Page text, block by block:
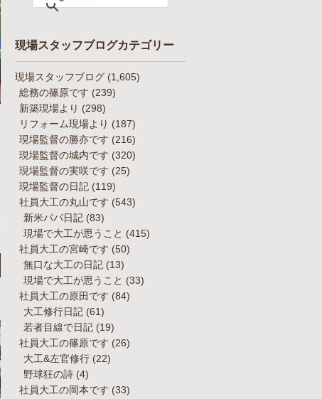
現場スタッフブログカテゴリー
現場スタッフブログ (1,605)
総務の篠原です (239)
新築現場より (298)
リフォーム現場より (187)
現場監督の勝亦です (216)
現場監督の城内です (320)
現場監督の実咲です (25)
現場監督の日記 (119)
社員大工の丸山です (543)
新米パパ日記 (83)
現場で大工が思うこと (415)
社員大工の宮崎です (50)
無口な大工の日記 (13)
現場で大工が思うこと (33)
社員大工の原田です (84)
大工修行日記 (61)
若者目線で日記 (19)
社員大工の篠原です (26)
大工&左官修行 (22)
野球狂の詩 (4)
社員大工の岡本です (33)